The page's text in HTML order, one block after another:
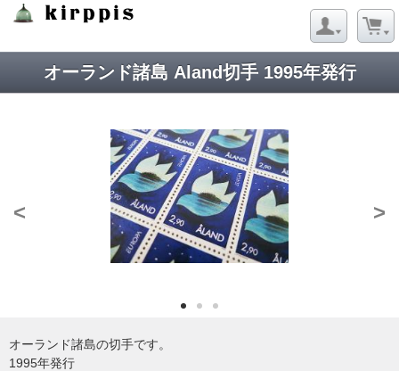
Strict Standards : Redefining already defined constructor for class
/virtual/kirppis/public_html/data/module/Net/URL.php
124
オーランド諸島 Aland切手 1995年発行
< >
オーランド諸島の切手です。
1995年発行